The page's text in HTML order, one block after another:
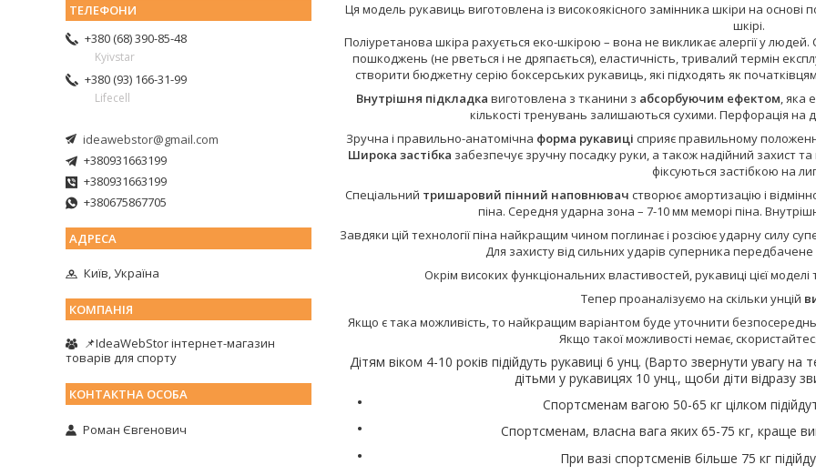
Ця модель рукавиць виготовлена із високоякісного замінника шкіри на основі
шкірі.
Поліуретанова шкіра рахується еко-шкірою – вона не викликає алергії у людей.
пошкоджень (не рветься і не дряпається), еластичність, тривалий термін
створити бюджетну серію боксерських рукавиць, які підходять як
Внутрішня підкладка виготовлена з тканини з абсорбуючим ефектом, яка
кількості тренувань залишаються сухими. Перфорація на
Зручна і правильно-анатомічна форма рукавиці сприяє правильному
Широка застібка забезпечує зручну посадку руки, а також надійний захист
фіксуються застібкою на
Спеціальний тришаровий пінний наповнювач створює амортизацію і
піна. Середня ударна зона – 7-10 мм меморі піна.
Завдяки цій технології піна найкращим чином поглинає і розсіює ударну силу
Для захисту від сильних ударів суперника
Окрім високих функціональних властивостей, рукавиці цієї
Тепер проаналізуємо на скільки унцій
Якщо є така можливість, то найкращим варіантом буде уточнити
Якщо такої можливості немає,
Дітям віком 4-10 років підійдуть рукавиці 6 унц. (Варто звернути увагу
дітьми у рукавицях 10 унц., щоби діти відразу
Спортсменам вагою 50-65 кг цілком
Спортсменам, власна вага яких 65-75 кг, краще
При вазі спортсменів більше 75 кг
+380 (68) 390-85-48
Kyivstar
+380 (93) 166-31-99
Lifecell
ideawebstor@gmail.com
+380931663199
+380931663199
+380675867705
Київ, Україна
📌IdeaWebStor інтернет-магазин
товарів для спорту
Роман Євгенович